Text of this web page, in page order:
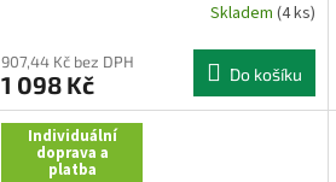
Skladem (4 ks)
907,44 Kč bez DPH
1 098 Kč Do košíku
Individuální
doprava a
platba